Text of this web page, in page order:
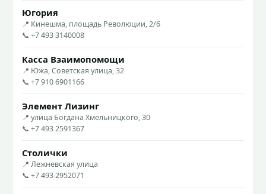
Югория
📍 Кинешма, площадь Революции, 2/6
📞 +7 493 3140008
Касса Взаимопомощи
📍 Южа, Советская улица, 32
📞 +7 910 6901166
Элемент Лизинг
📍 улица Богдана Хмельницкого, 30
📞 +7 493 2591367
Столички
📍 Лежневская улица
📞 +7 493 2952071